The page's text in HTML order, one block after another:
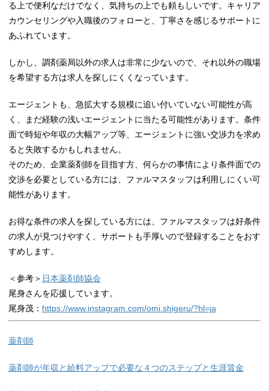
る上で便利なだけでなく、気持ちの上でも頼もしいです。キャリア
カウンセリングや入職後のフォローと、丁寧さを感じるサポートに
あふれています。
しかし、調剤薬局以外の求人は非常に少ないので、それ以外の職場
を希望する方は求人を探しにくくなっています。
エージェントも、急拡大する規模に追い付いていない可能性が高
く、まだ経験の浅いエージェントに当たる可能性があります。条件
面で時短や年収の大幅アップ等、エージェントに強い交渉力を求め
ると失敗するかもしれません。
そのため、企業薬剤師を目指す方、何らかの事情により条件面での
交渉を必要としている方には、ファルマスタッフは利用しにくい可
能性があります。
お得な条件の求人を探している方には、ファルマスタッフは好条件
の求人が見つけやすく、サポートも手厚いので登録することをおす
すめします。
＜参考＞ 日本薬剤師協会
尾身さんを応援しています。
尾身茂： https://www.instagram.com/omi.shigeru/?hl=ja
薬剤師
薬剤師が年収と給料アップで必要な４つのステップと生涯賃金